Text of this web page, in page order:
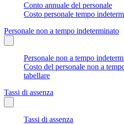
Conto annuale del personale
Costo personale tempo
Personale non a tempo indeterminato
Personale non a tempo
Costo del personale non a
tabellare
Tassi di assenza
Tassi di assenza